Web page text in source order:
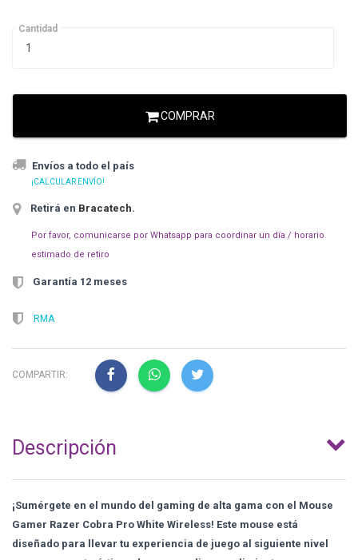
Cantidad
COMPRAR
Envíos a todo el país
¡CALCULAR ENVÍO!
Retirá en Bracatech.
Por favor, comunicarse por Whatsapp para coordinar un día / horario
estimado de retiro
Garantía 12 meses
RMA
COMPARTIR:
Descripción
¡Sumérgete en el mundo del gaming de alta gama con el Mouse
Gamer Razer Cobra Pro White Wireless! Este mouse está
diseñado para llevar tu experiencia de juego al siguiente nivel